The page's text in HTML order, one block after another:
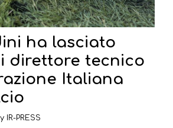
ha lasciato
direttore tecnico
Italiana
IR-PRESS